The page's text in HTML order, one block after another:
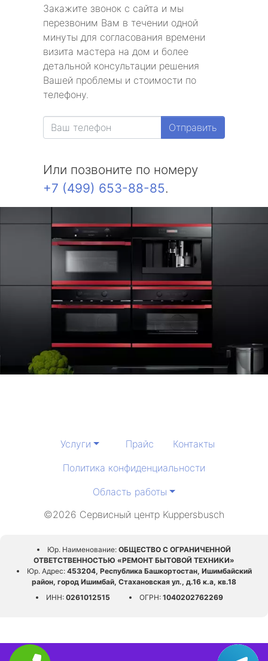
Закажите звонок с сайта и мы
перезвоним Вам в течении одной
минуты для согласования времени
визита мастера на дом и более
детальной консультации решения
Вашей проблемы и стоимости по
телефону.
Отправить
Или позвоните по номеру
+7 (499) 653-88-85.
Услуги Прайс
Контакты
Политика конфиденциальности
Область работы
©2026 Сервисный центр Kuppersbusch
Юр. Наименование: ОБЩЕСТВО С ОГРАНИЧЕННОЙ
ОТВЕТСТВЕННОСТЬЮ «РЕМОНТ БЫТОВОЙ ТЕХНИКИ»
Юр. Адрес:453204, Республика Башкортостан, Ишимбайский
район, город Ишимбай, Стахановская ул., д.16 к.а, кв.18
ИНН:0261012515 ОГРН:1040202762269